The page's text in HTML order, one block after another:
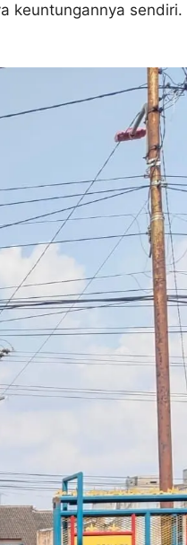
keuntungannya sendiri.